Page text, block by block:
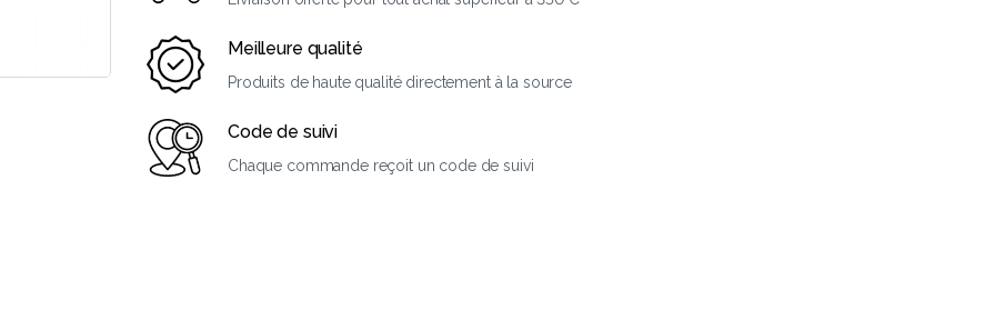
Meilleure qualité
Produits de haute qualité directement à la source
Code de suivi
Chaque commande reçoit un code de suivi